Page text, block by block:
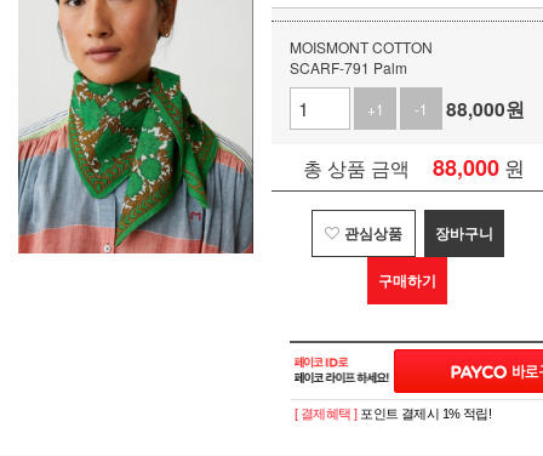
MOISMONT COTTON
SCARF-791 Palm
+1
-1 88,000원
총 상품 금액 88,000 원
관심상품 장바구니
구매하기
[ 결제혜택 ] 포인트 결제시 1% 적립!